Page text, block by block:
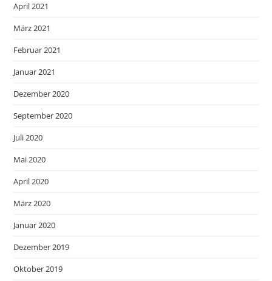
April 2021
März 2021
Februar 2021
Januar 2021
Dezember 2020
September 2020
Juli 2020
Mai 2020
April 2020
März 2020
Januar 2020
Dezember 2019
Oktober 2019